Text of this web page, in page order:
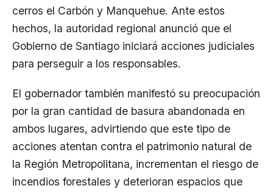
cerros el Carbón y Manquehue. Ante estos
hechos, la autoridad regional anunció que el
Gobierno de Santiago iniciará acciones judiciales
para perseguir a los responsables.
El gobernador también manifestó su preocupación
por la gran cantidad de basura abandonada en
ambos lugares, advirtiendo que este tipo de
acciones atentan contra el patrimonio natural de
la Región Metropolitana, incrementan el riesgo de
incendios forestales y deterioran espacios que